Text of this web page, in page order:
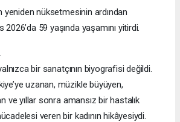
yeniden nüksetmesinin ardından
59 yaşında yaşamını yitirdi.
bir sanatçının biyografisi değildi.
uzanan, müzikle büyüyen,
ve yıllar sonra amansız bir hastalık
veren bir kadının hikâyesiydi.